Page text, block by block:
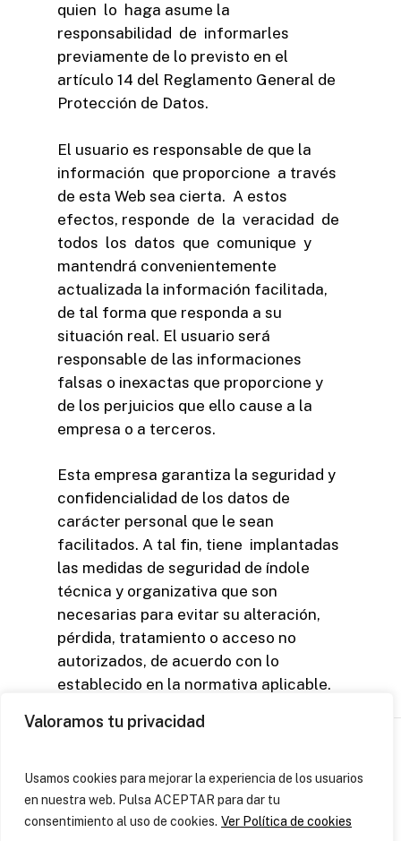
Valoramos tu privacidad
Usamos cookies para mejorar la experiencia de los usuarios
en nuestra web. Pulsa ACEPTAR para dar tu
consentimiento al uso de cookies. Ver Política de cookies
quien lo haga asume la
responsabilidad de informarles
previamente de lo previsto en el
artículo 14 del Reglamento General de
Protección de Datos.
El usuario es responsable de que la
información que proporcione a través
de esta Web sea cierta. A estos
efectos, responde de la veracidad de
todos los datos que comunique y
mantendrá convenientemente
actualizada la información facilitada,
de tal forma que responda a su
situación real. El usuario será
responsable de las informaciones
falsas o inexactas que proporcione y
de los perjuicios que ello cause a la
empresa o a terceros.
Esta empresa garantiza la seguridad y
confidencialidad de los datos de
carácter personal que le sean
facilitados. A tal fin, tiene implantadas
las medidas de seguridad de índole
técnica y organizativa que son
necesarias para evitar su alteración,
pérdida, tratamiento o acceso no
autorizados, de acuerdo con lo
establecido en la normativa aplicable.
Política de Privacidad
Aviso Legal